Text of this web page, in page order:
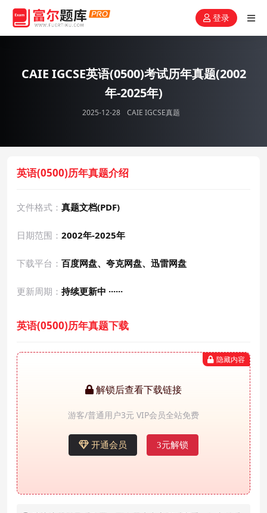
登录
CAIE IGCSE英语(0500)考试历年真题(2002
年-2025年)
2025-12-28 CAIE IGCSE真题
英语(0500)历年真题介绍
文件格式： 真题文档(PDF)
日期范围： 2002年-2025年
下载平台： 百度网盘、夸克网盘、迅雷网盘
更新周期： 持续更新中 ······
英语(0500)历年真题下载
隐藏内容
解锁后查看下载链接
游客/普通用户3元 VIP会员全站免费
开通会员 3元解锁